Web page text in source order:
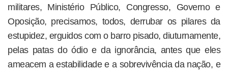
militares, Ministério Público, Congresso, Governo e
Oposição, precisamos, todos, derrubar os pilares da
estupidez, erguidos com o barro pisado, diuturnamente,
pelas patas do ódio e da ignorância, antes que eles
ameacem a estabilidade e a sobrevivência da nação, e